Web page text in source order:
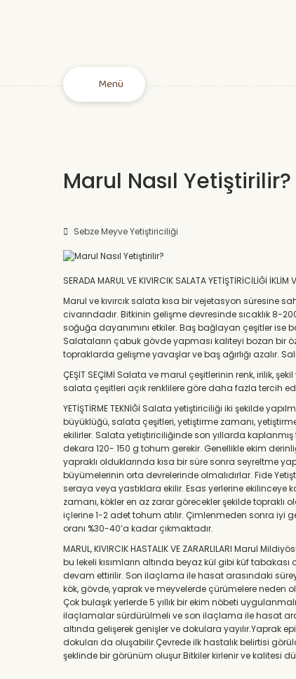
Menü
Marul Nasıl Yetiştirilir?
Sebze Meyve Yetiştiriciliği
SERADA MARUL VE KIVIRCIK SALATA YETİŞTİRİCİLİĞİ İKLİM
Marul ve kıvırcık salata kısa bir vejetasyon süresine
civarındadır. Bitkinin gelişme devresinde sıcaklık 8-
soğuğa dayanımını etkiler. Baş bağlayan çeşitler ise
Salataların çabuk gövde yapması kaliteyi bozan bir
topraklarda gelişme yavaşlar ve baş ağırlığı azalır.
ÇEŞİT SEÇİMİ Salata ve marul çeşitlerinin renk, irilik,
salata çeşitleri açık renklilere göre daha fazla tercih
YETİŞTİRME TEKNİĞİ Salata yetiştiriciliği iki şekilde
büyüklüğü, salata çeşitleri, yetiştirme zamanı,
ekilirler. Salata yetiştiriciliğinde son yıllarda
dekara 120- 150 g tohum gerekir. Genellikle ekim
yapraklı olduklarında kısa bir süre sonra seyreltme
büyümelerinin orta devrelerinde olmalıdırlar. Fide
seraya veya yastıklara ekilir. Esas yerlerine ekilinceye
zamanı, kökler en az zarar görecekler şekilde
içlerine 1-2 adet tohum atılır. Çimlenmeden sonra iyi
oranı %30-40’a kadar çıkmaktadır.
MARUL, KIVIRCIK HASTALIK VE ZARARLILARI Marul
bu lekeli kısımların altında beyaz kül gibi küf
devam ettirilir. Son ilaçlama ile hasat arasındaki
kök, gövde, yaprak ve meyvelerde çürümelere neden
Çok bulaşık yerlerde 5 yıllık bir ekim nöbeti
ilaçlamalar sürdürülmeli ve son ilaçlama ile hasat
altında gelişerek genişler ve dokulara yayılır.Yaprak
dokuları da oluşabilir.Çevrede ilk hastalık belirtisi
şeklinde bir görünüm oluşur.Bitkiler kirlenir ve kalitesi